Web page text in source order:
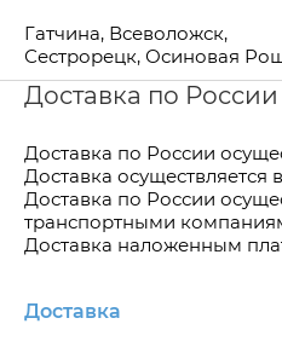
Гатчина, Всеволожск,
Сестрорецк, Осиновая
Доставка по России
Доставка по Росcии
Доставка осуществляется
Доставка по России
транспортными
Доставка наложенным
Доставка